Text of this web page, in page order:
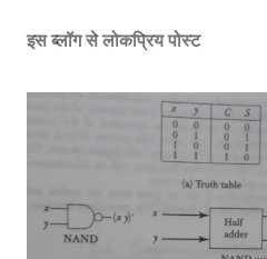
इस ब्लॉग से लोकप्रिय पोस्ट